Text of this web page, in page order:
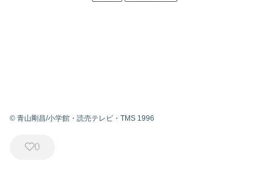
© 青山剛昌/小学館・読売テレビ・TMS 1996
0